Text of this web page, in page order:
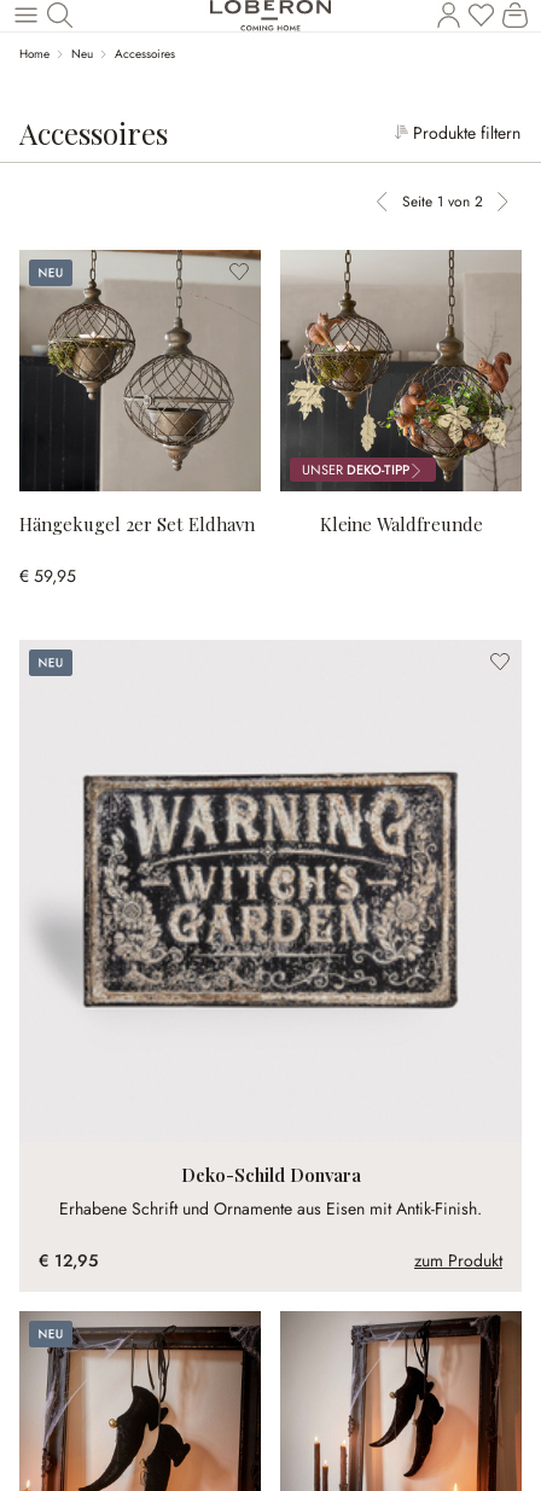
Zum Hauptinhalt springen
Home Neu Accessoires
Accessoires Produkte filtern
Seite 1 von 2
Neu
Hängekugel 2er Set Eldhavn
€ 59,95
UNSERDEKO-TIPP
Kleine Waldfreunde
Neu
Deko-Schild Donvara
Erhabene Schrift und Ornamente aus Eisen mit Antik-Finish.
€ 12,95 zum Produkt
Neu